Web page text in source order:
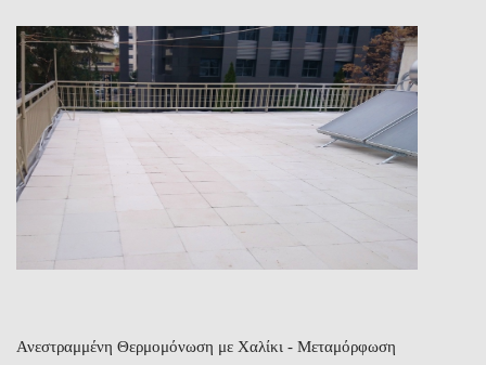
Ανεστραμμένη Θερμομόνωση με Χαλίκι - Μεταμόρφωση